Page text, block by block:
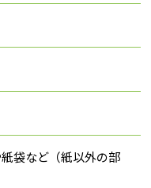
袋など（紙以外の部